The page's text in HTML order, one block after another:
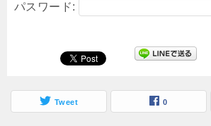
パスワード:
Tweet 0